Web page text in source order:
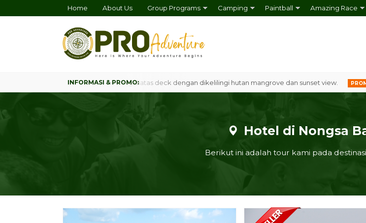
Home About Us Group Programs Camping Paintball Amazing Race
Campsite, Camping tenang diatas deck dengan dikelilingi hutan mangrove dan sunset view. PROMO
Hotel di Nongsa
Berikut ini adalah tour kami pada